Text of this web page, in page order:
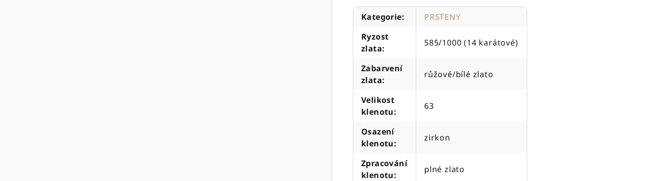
Kategorie:
PRSTENY
Ryzost
zlata:
585/1000 (14 karátové)
Zabarvení
zlata:
růžové/bílé zlato
Velikost
klenotu:
63
Osazení
klenotu:
zirkon
Zpracování
klenotu:
plné zlato